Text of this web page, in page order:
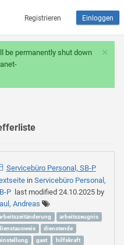
Registrieren Einloggen
×
be permanently shut down
Servicebüro Personal, SB-P
in Servicebüro Personal,
Plast modified 24.10.2025by
Andreas
arbeitszeugnis
dienstende
gast
hilfskraft